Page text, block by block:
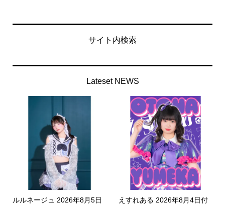
サイト内検索
Lateset NEWS
ルルネージュ 2026年8月5日
えすれある 2026年8月4日付